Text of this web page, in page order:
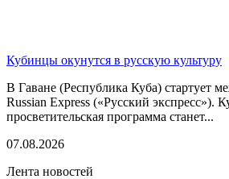
Кубинцы окунутся в русскую культуру
В Гаване (Республика Куба) стартует
Russian Express («Русский экспресс»).
просветительская программа станет...
07.08.2026
Лента новостей